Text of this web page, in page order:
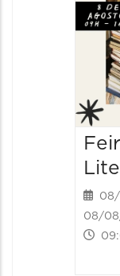
08/
08/